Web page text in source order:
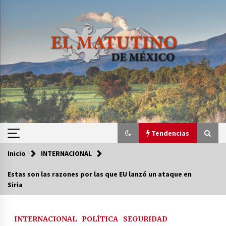
Tendencias
Tendencias
Inicio INTERNACIONAL
Estas son las razones por las que EU lanzó un ataque en
Siria
INTERNACIONAL POLÍTICA SEGURIDAD